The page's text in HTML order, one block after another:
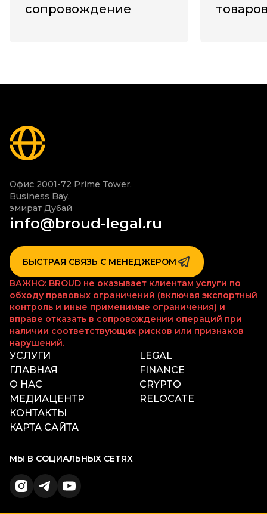
сопровождение
Офис 2001-72 Prime Tower,
Business Bay,
эмират Дубай
info@broud-legal.ru
БЫСТРАЯ СВЯЗЬ С МЕНЕДЖЕРОМ
ВАЖНО: BROUD не оказывает клиентам услуги по
обходу правовых ограничений (включая экспортный
контроль и иные применимые ограничения) и
вправе отказать в сопровождении операций при
наличии соответствующих рисков или признаков
нарушений.
УСЛУГИ
ГЛАВНАЯ
О НАС
МЕДИАЦЕНТР
КОНТАКТЫ
КАРТА САЙТА
LEGAL
FINANCE
CRYPTO
RELOCATE
МЫ В СОЦИАЛЬНЫХ СЕТЯХ